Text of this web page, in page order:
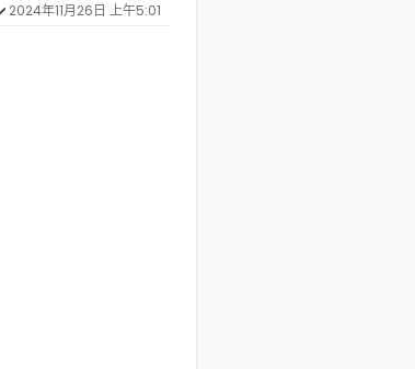
2024年11月26日 上午5:01